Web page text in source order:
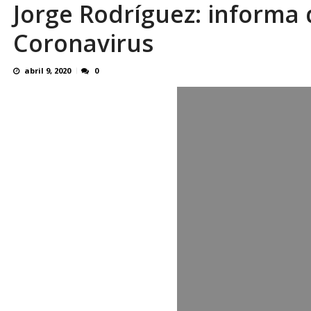
En 8 meses «876 horas de apagones»
Jorge Rodríguez:
Coronavirus
abril 9, 2020 0